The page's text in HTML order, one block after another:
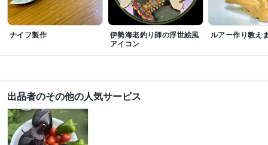
ナイフ製作
伊勢海老釣り師の浮世絵風
アイコン
ルアー作り教え
出品者のその他の人気サービス